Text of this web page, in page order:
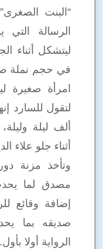
“البنت
الرسالة التي
ليتشكل أثناء
في حجم نملة
امرأة صغيرة
لتقول للسارد
ألف ليلة
أثناء جلو علاء
وتأخذ مزنة
مصدق لما
إضافة وقائع
صديقه بما
الرواية أولا بأول.